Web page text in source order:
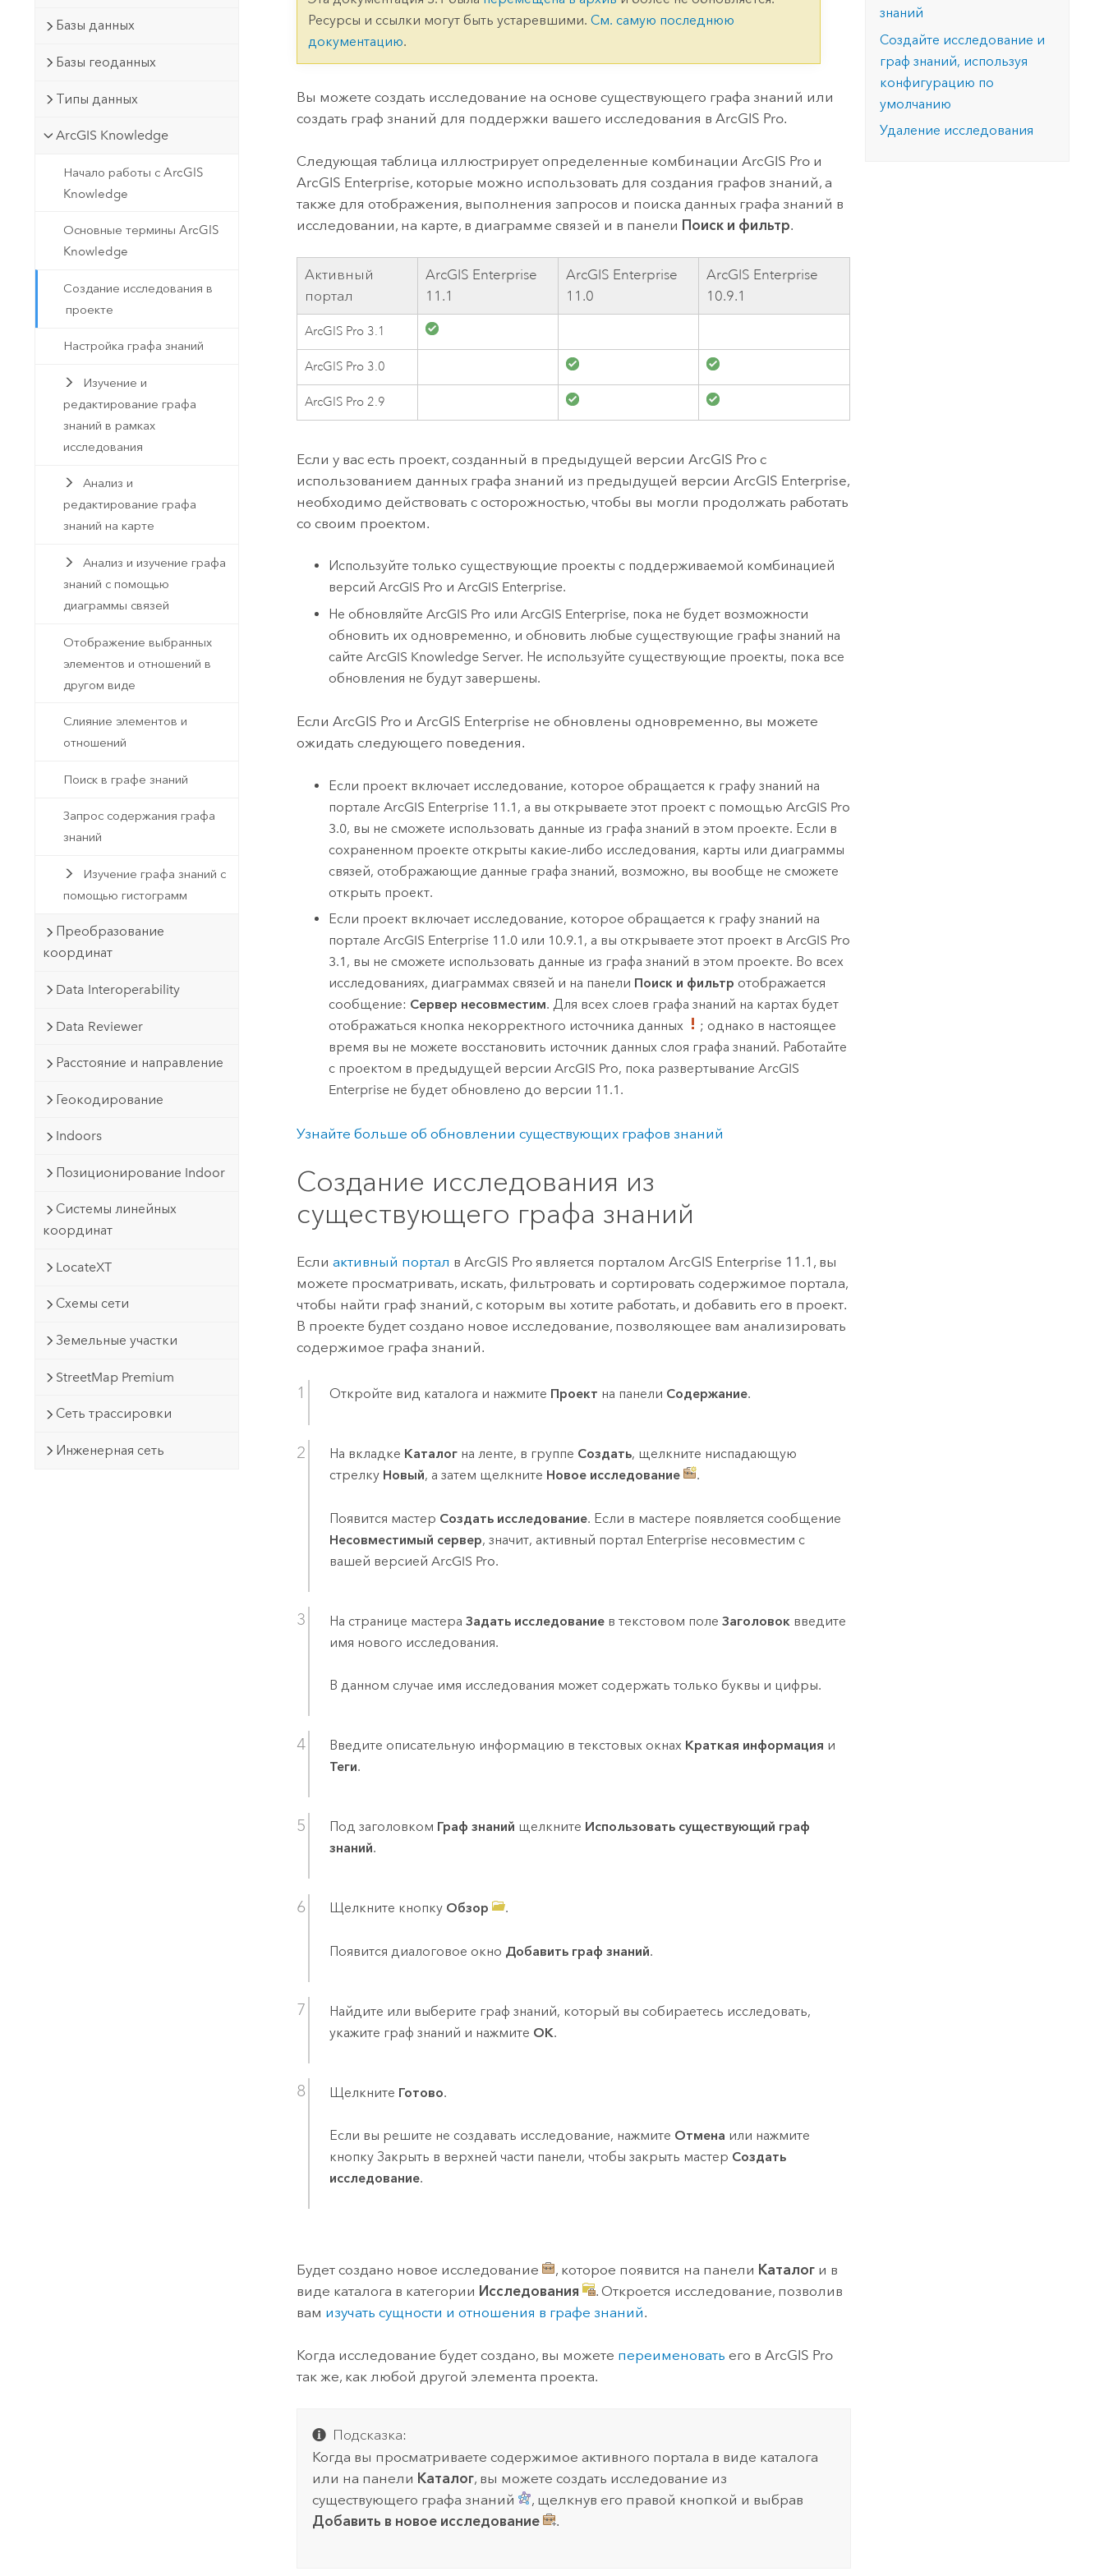
ГИС и картографии
Технология Developer
пространственного анализа
Изучить ArcGIS Pro
Все отрасли
данных, а также для получения
сложные задачи.
Изучить этот курс
технологий
позволили провести критически важные
Прочитать статью
Базы данных
Базы геоданных
Типы данных
ArcGIS Knowledge
Начало работы с ArcGIS
Knowledge
Основные термины ArcGIS
Knowledge
Создание исследования в
проекте
Настройка графа знаний
Изучение и
редактирование графа
знаний в рамках
исследования
Анализ и
редактирование графа
знаний на карте
Анализ и изучение графа
знаний с помощью
диаграммы связей
Отображение выбранных
элементов и отношений в
другом виде
Слияние элементов и
отношений
Поиск в графе знаний
Запрос содержания графа
знаний
Изучение графа знаний с
помощью гистограмм
Преобразование
координат
Data Interoperability
Data Reviewer
Расстояние и направление
Геокодирование
Indoors
Позиционирование Indoor
Системы линейных
координат
LocateXT
Схемы сети
Земельные участки
StreetMap Premium
Сеть трассировки
Инженерная сеть
Ресурсы и ссылки могут быть устаревшими.См. самую последнюю
документацию.
Вы можете создать исследование на основе существующего графа знаний или
создать граф знаний для поддержки вашего исследования вArcGIS Pro.
Следующая таблица иллюстрирует определенные комбинацииArcGIS Pro и
ArcGIS Enterprise, которые можно использовать для создания графов знаний, а
также для отображения, выполнения запросов и поиска данных графа знаний в
исследовании, на карте, в диаграмме связей и в панели Поиск и фильтр.
Активный
портал
ArcGIS Enterprise
11.1
ArcGIS Enterprise
11.0
ArcGIS Enterprise
10.9.1
ArcGIS Pro 3.1
ArcGIS Pro 3.0
ArcGIS Pro 2.9
Если у вас есть проект, созданный в предыдущей версииArcGIS Pro с
использованием данных графа знаний из предыдущей версииArcGIS Enterprise,
необходимо действовать с осторожностью, чтобы вы могли продолжать работать
со своим проектом.
Используйте только существующие проекты с поддерживаемой комбинацией
версий ArcGIS Pro и ArcGIS Enterprise.
Не обновляйте ArcGIS Pro или ArcGIS Enterprise, пока не будет возможности
обновить их одновременно, и обновить любые существующие графы знаний на
сайте ArcGIS Knowledge Server. Не используйте существующие проекты, пока все
обновления не будут завершены.
ЕслиArcGIS Pro иArcGIS Enterprise не обновлены одновременно, вы можете
ожидать следующего поведения.
Если проект включает исследование, которое обращается к графу знаний на
портале ArcGIS Enterprise11.1, а вы открываете этот проект с помощью ArcGIS Pro
3.0, вы не сможете использовать данные из графа знаний в этом проекте. Если в
сохраненном проекте открыты какие-либо исследования, карты или диаграммы
связей, отображающие данные графа знаний, возможно, вы вообще не сможете
открыть проект.
Если проект включает исследование, которое обращается к графу знаний на
портале ArcGIS Enterprise11.0 или 10.9.1, а вы открываете этот проект в ArcGIS Pro
3.1 , вы не сможете использовать данные из графа знаний в этом проекте. Во всех
исследованиях, диаграммах связей и на панели Поиск и фильтр отображается
сообщение: Сервер несовместим. Для всех слоев графа знаний на картах будет
отображаться кнопка некорректного источника данных
; однако в настоящее
время вы не можете восстановить источник данных слоя графа знаний. Работайте
с проектом в предыдущей версии ArcGIS Pro, пока развертывание ArcGIS
Enterpriseне будет обновлено до версии 11.1.
Узнайте больше об обновлении существующих графов знаний
Создание исследования из
существующего графа знаний
Еслиактивный портал вArcGIS Pro является порталомArcGIS Enterprise 11.1 , вы
можете просматривать, искать, фильтровать и сортировать содержимое портала,
чтобы найти граф знаний, с которым вы хотите работать, и добавить его в проект.
В проекте будет создано новое исследование, позволяющее вам анализировать
содержимое графа знаний.
Откройте вид каталога и нажмите Проект на панели Содержание.
На вкладке Каталог на ленте, в группе Создать, щелкните ниспадающую
стрелку Новый, а затем щелкните Новое исследование .
Появится мастер Создать исследование. Если в мастере появляется сообщение
Несовместимый сервер, значит, активный портал Enterprise несовместим с
вашей версиейArcGIS Pro.
На странице мастераЗадать исследование в текстовом полеЗаголовок введите
имя нового исследования.
В данном случае имя исследования может содержать только буквы и цифры.
Введите описательную информацию в текстовых окнах Краткая информация и
Теги.
Под заголовком Граф знаний щелкните Использовать существующий граф
знаний.
Щелкните кнопку Обзор .
Появится диалоговое окно Добавить граф знаний.
Найдите или выберите граф знаний, который вы собираетесь исследовать,
укажите граф знаний и нажмите ОК.
Щелкните Готово.
Если вы решите не создавать исследование, нажмите Отмена или нажмите
кнопку Закрыть в верхней части панели, чтобы закрыть мастер Создать
исследование.
Будет создано новое исследование , которое появится на панели Каталог и в
виде каталога в категории Исследования
. Откроется исследование, позволив
вам изучать сущности и отношения в графе знаний.
Когда исследование будет создано, вы можете переименовать его вArcGIS Pro
так же, как любой другой элемента проекта.
Подсказка:
Когда вы просматриваете содержимое активного портала в виде каталога
или на панели Каталог, вы можете создать исследование из
существующего графа знаний
, щелкнув его правой кнопкой и выбрав
Добавить в новое исследование
.
знаний
Создайте исследование и
граф знаний, используя
конфигурацию по
умолчанию
Удаление исследования